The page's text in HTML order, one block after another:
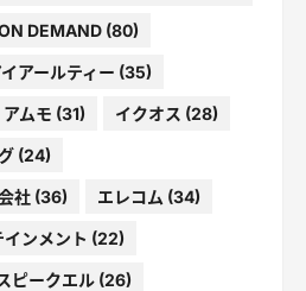
DEMAND(80)
アールティー (35)
アムモ (31) イクオス (28)
(24)
社(36) エレコム (34)
インメント (22)
ピークエル(26)